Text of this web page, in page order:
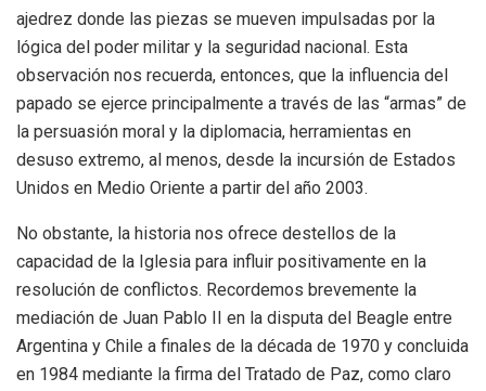
ajedrez donde las piezas se mueven impulsadas por la
lógica del poder militar y la seguridad nacional. Esta
observación nos recuerda, entonces, que la influencia del
papado se ejerce principalmente a través de las “armas” de
la persuasión moral y la diplomacia, herramientas en
desuso extremo, al menos, desde la incursión de Estados
Unidos en Medio Oriente a partir del año 2003.
No obstante, la historia nos ofrece destellos de la
capacidad de la Iglesia para influir positivamente en la
resolución de conflictos. Recordemos brevemente la
mediación de Juan Pablo II en la disputa del Beagle entre
Argentina y Chile a finales de la década de 1970 y concluida
en 1984 mediante la firma del Tratado de Paz, como claro